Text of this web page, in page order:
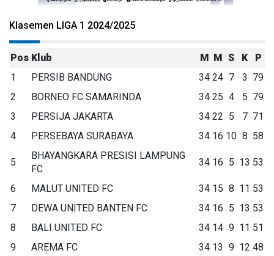
Klasemen LIGA 1 2024/2025
Pos Klub M M S K
P
1
PERSIB BANDUNG 34 24 7 3 79
2
BORNEO FC SAMARINDA 34 25 4 5 79
3
PERSIJA JAKARTA 34 22 5 7 71
4
PERSEBAYA SURABAYA 34 16 10 8 58
5
BHAYANGKARA PRESISI LAMPUNG
FC
34 16 5 13 53
6 MALUT UNITED FC 34 15 8 11 53
7
DEWA UNITED BANTEN FC 34 16 5 13 53
8
BALI UNITED FC 34 14 9 11 51
9
AREMA FC 34 13 9 12 48